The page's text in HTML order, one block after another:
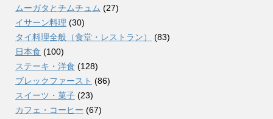
ムーガタとチムチュム (27)
イサーン料理 (30)
タイ料理全般（食堂・レストラン）
(83)
日本食 (100)
ステーキ・洋食 (128)
ブレックファースト (86)
スイーツ・菓子 (23)
カフェ・コーヒー (67)